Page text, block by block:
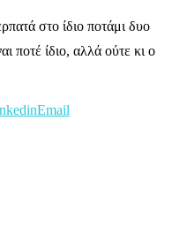
στο ίδιο ποτάμι δυο
ποτέ ίδιο, αλλά ούτε κι ο
Email